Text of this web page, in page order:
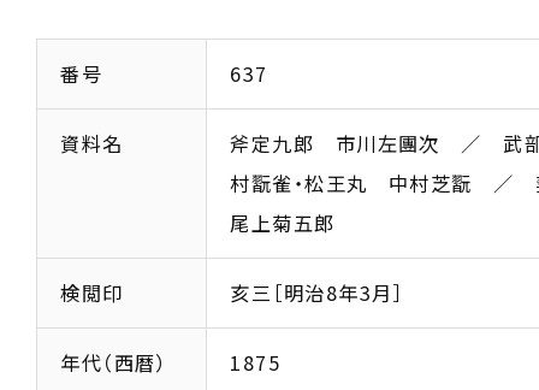
番号 637
資料名
斧定九郎 市川左團次 ／ 武
村翫雀・松王丸 中村芝翫
尾上菊五郎
検閲印 亥三［明治8年3月］
年代（西暦） 1875